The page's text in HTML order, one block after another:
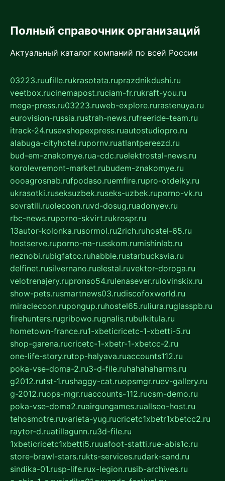
Полный справочник организаций
Актуальный каталог компаний по всей России
03223.ruufille.rukrasotata.ruprazdnikdushi.ru
veetbox.rucinemapost.ruciam-fr.rukraft-you.ru
mega-press.ru03223.ruweb-explore.rurastenuya.ru
eurovision-russia.rustrah-news.rufreeride-team.ru
itrack-24.rusexshopexpress.ruautostudiopro.ru
alabuga-cityhotel.rupornv.ruatlantpereezd.ru
bud-em-znakomye.rua-cdc.ruelektrostal-news.ru
korolevremont-market.rubudem-znakomye.ru
oooagrosnab.rufpodaso.ruemfire.rupro-otdelky.ru
ukrasotki.ruseksuzbek.ruseks-uzbek.ruporno-vk.ru
sovratili.ruolecoon.ruvd-dosug.ruadonyev.ru
rbc-news.ruporno-skvirt.rukrospr.ru
13autor-kolonka.rusormol.ru2rich.ruhostel-65.ru
hostserve.ruporno-na-russkom.rumishinlab.ru
neznobi.rubigfatcc.ruhabble.rustarbucksvia.ru
delfinet.rusilvernano.ruelestal.ruvektor-doroga.ru
velotrenajery.rupronso54.rulenasever.rulovinskix.ru
show-pets.rusmartnews03.rudiscofoxworld.ru
miraclecoon.rupongup.ruhostel65.ruliura.ruglasspb.ru
firehunters.rugribowo.rugnalis.rubulkitula.ru
hometown-france.ru1-xbeticricetc-1-xbetti-5.ru
shop-garena.rucricetc-1-xbetr-1-xbetcc-2.ru
one-life-story.rutop-halyava.ruaccounts112.ru
poka-vse-doma-2.ru3-d-file.ruhahahaharms.ru
g2012.rutst-1.rushaggy-cat.ruopsmgr.ruev-gallery.ru
g-2012.ruops-mgr.ruaccounts-112.rucsm-demo.ru
poka-vse-doma2.ruairgungames.ruallseo-host.ru
tehosmotre.ruvarieta-yug.rucricetc1xbetr1xbetcc2.ru
raytor-d.ruatillagunn.ru3d-file.ru
1xbeticricetc1xbetti5.ruuafoot-statti.rue-abis1c.ru
store-brawl-stars.rukts-services.rudark-sand.ru
sindika-01.rusp-life.rux-legion.rusib-archives.ru